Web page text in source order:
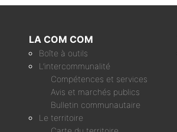
LA COM COM
Boîte à outils
L’intercommunalité
Compétences et services
Avis et marchés publics
Bulletin communautaire
Le territoire